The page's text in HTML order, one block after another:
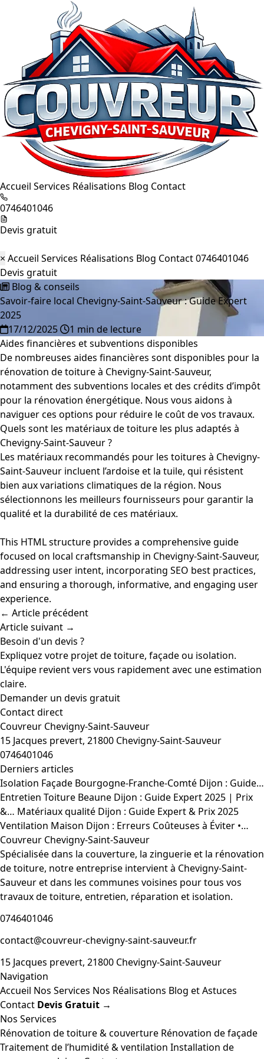
Accueil Services Réalisations Blog Contact
0746401046
Devis gratuit
× Accueil Services Réalisations Blog Contact0746401046
Devis gratuit
Blog & conseils
Savoir-faire local Chevigny-Saint-Sauveur : Guide Expert
2025
17/12/2025
1 min de lecture
Aides financières et subventions disponibles
De nombreuses aides financières sont disponibles pour la
rénovation de toiture à Chevigny-Saint-Sauveur,
notamment des subventions locales et des crédits d’impôt
pour la rénovation énergétique. Nous vous aidons à
naviguer ces options pour réduire le coût de vos travaux.
Quels sont les matériaux de toiture les plus adaptés à
Chevigny-Saint-Sauveur ?
Les matériaux recommandés pour les toitures à Chevigny-
Saint-Sauveur incluent l’ardoise et la tuile, qui résistent
bien aux variations climatiques de la région. Nous
sélectionnons les meilleurs fournisseurs pour garantir la
qualité et la durabilité de ces matériaux.
This HTML structure provides a comprehensive guide
focused on local craftsmanship in Chevigny-Saint-Sauveur,
addressing user intent, incorporating SEO best practices,
and ensuring a thorough, informative, and engaging user
experience.
← Article précédent
Article suivant →
Besoin d'un devis ?
Expliquez votre projet de toiture, façade ou isolation.
L'équipe revient vers vous rapidement avec une estimation
claire.
Demander un devis gratuit
Contact direct
Couvreur Chevigny-Saint-Sauveur
15 Jacques prevert, 21800 Chevigny-Saint-Sauveur
0746401046
Derniers articles
Isolation Façade Bourgogne-Franche-Comté Dijon : Guide…
Entretien Toiture Beaune Dijon : Guide Expert 2025 | Prix
&… Matériaux qualité Dijon : Guide Expert & Prix 2025
Ventilation Maison Dijon : Erreurs Coûteuses à Éviter •…
Couvreur Chevigny-Saint-Sauveur
Spécialisée dans la couverture, la zinguerie et la rénovation
de toiture, notre entreprise intervient à Chevigny-Saint-
Sauveur et dans les communes voisines pour tous vos
travaux de toiture, entretien, réparation et isolation.
0746401046
contact@couvreur-chevigny-saint-sauveur.fr
15 Jacques prevert, 21800 Chevigny-Saint-Sauveur
Navigation
Accueil Nos Services Nos Réalisations Blog et Astuces
Contact Devis Gratuit →
Nos Services
Rénovation de toiture & couverture Rénovation de façade
Traitement de l’humidité & ventilation Installation de